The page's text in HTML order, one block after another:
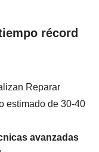
récord
Reparar
estimado de 30-40
avanzadas